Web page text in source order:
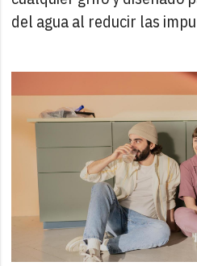
del agua al reducir las